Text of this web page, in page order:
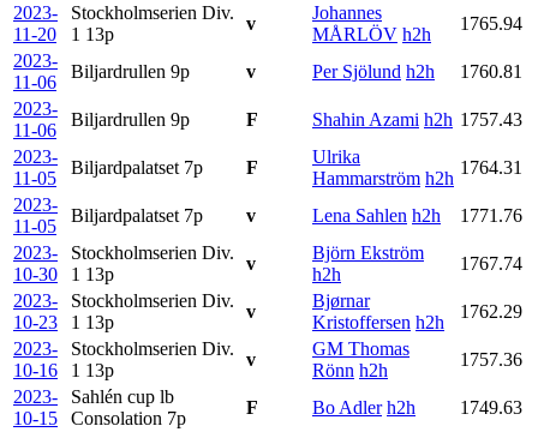
2023-
11-20
Stockholmserien Div.
1 13p
v
Johannes
MÅRLÖV h2h
1765.94
2023-
11-06
Biljardrullen 9p v Per Sjölund h2h
1760.81
2023-
11-06
Biljardrullen 9p F Shahin Azami h2h 1757.43
2023-
11-05
Biljardpalatset 7p F
Ulrika
Hammarström h2h
1764.31
2023-
11-05
Biljardpalatset 7p v Lena Sahlen h2h
1771.76
2023-
10-30
Stockholmserien Div.
1 13p
v
Björn Ekström
h2h
1767.74
2023-
10-23
Stockholmserien Div.
1 13p
v
Bjørnar
Kristoffersen h2h
1762.29
2023-
10-16
Stockholmserien Div.
1 13p
v
GM Thomas
Rönn h2h
1757.36
2023-
10-15
Sahlén cup lb
Consolation 7p
F Bo Adler h2h
1749.63